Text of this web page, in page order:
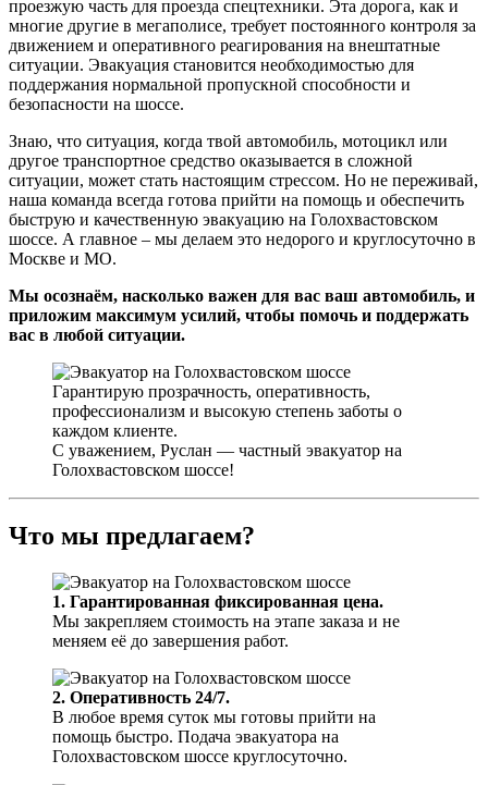
проезжую часть для проезда спецтехники. Эта дорога, как и
многие другие в мегаполисе, требует постоянного контроля за
движением и оперативного реагирования на внештатные
ситуации. Эвакуация становится необходимостью для
поддержания нормальной пропускной способности и
безопасности на шоссе.
Знаю, что ситуация, когда твой автомобиль, мотоцикл или
другое транспортное средство оказывается в сложной
ситуации, может стать настоящим стрессом. Но не переживай,
наша команда всегда готова прийти на помощь и обеспечить
быструю и качественную эвакуацию на Голохвастовском
шоссе. А главное – мы делаем это недорого и круглосуточно в
Москве и МО.
Мы осознаём, насколько важен для вас ваш автомобиль, и
приложим максимум усилий, чтобы помочь и поддержать
вас в любой ситуации.
Гарантирую прозрачность, оперативность,
профессионализм и высокую степень заботы о
каждом клиенте.
С уважением, Руслан — частный эвакуатор на
Голохвастовском шоссе!
Что мы предлагаем?
1. Гарантированная фиксированная цена.
Мы закрепляем стоимость на этапе заказа и не
меняем её до завершения работ.
2. Оперативность 24/7.
В любое время суток мы готовы прийти на
помощь быстро. Подача эвакуатора на
Голохвастовском шоссе круглосуточно.